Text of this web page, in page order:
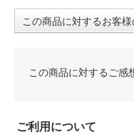
この商品に対するお客
この商品に対するご感
ご利用について